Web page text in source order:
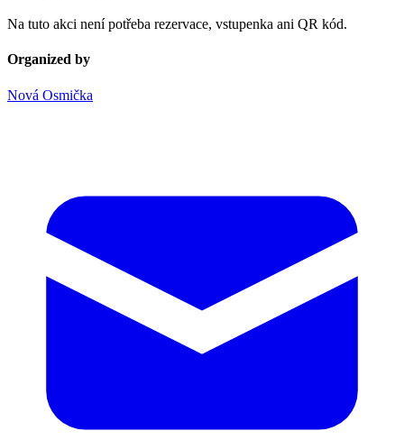
Na tuto akci není potřeba rezervace, vstupenka ani QR kód.
Organized by
Nová Osmička